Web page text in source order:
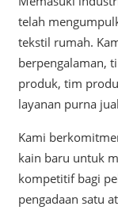
telah
tekstil rumah.
berpengalaman,
produk, tim
layanan purna
Kami
kain baru untuk
kompetitif bagi
pengadaan satu